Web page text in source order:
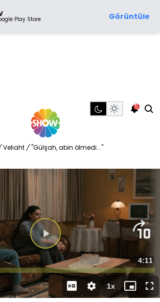
Play Store Görüntüle
5
Veliaht / "Gülşah, abin ölmedi..."
Videoyu
Oynat
Süre
4:11
1xOynatma
Hızı
Mini
oynatıcı